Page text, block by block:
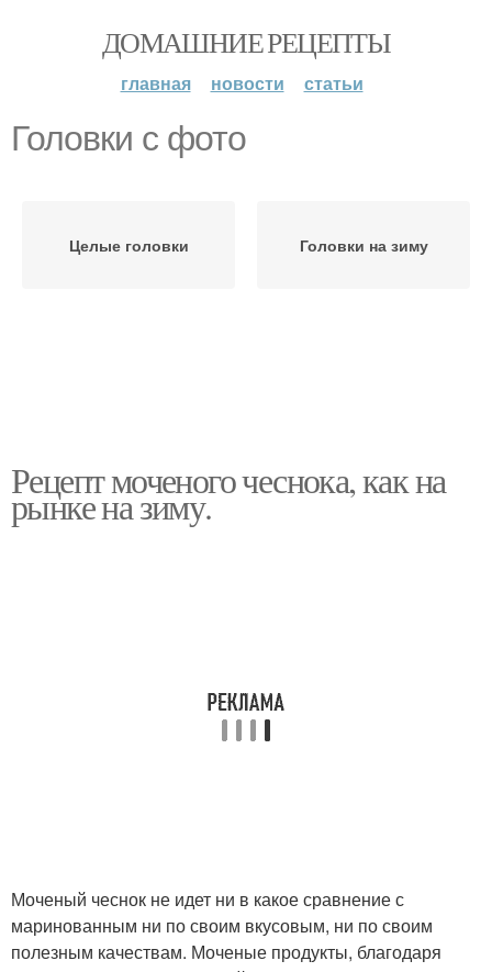
ДОМАШНИЕ РЕЦЕПТЫ
главная новости статьи
Головки с фото
Целые головки Головки на зиму
Рецепт моченого чеснока, как на
рынке на зиму.
Моченый чеснок не идет ни в какое сравнение с
маринованным ни по своим вкусовым, ни по своим
полезным качествам. Моченые продукты, благодаря